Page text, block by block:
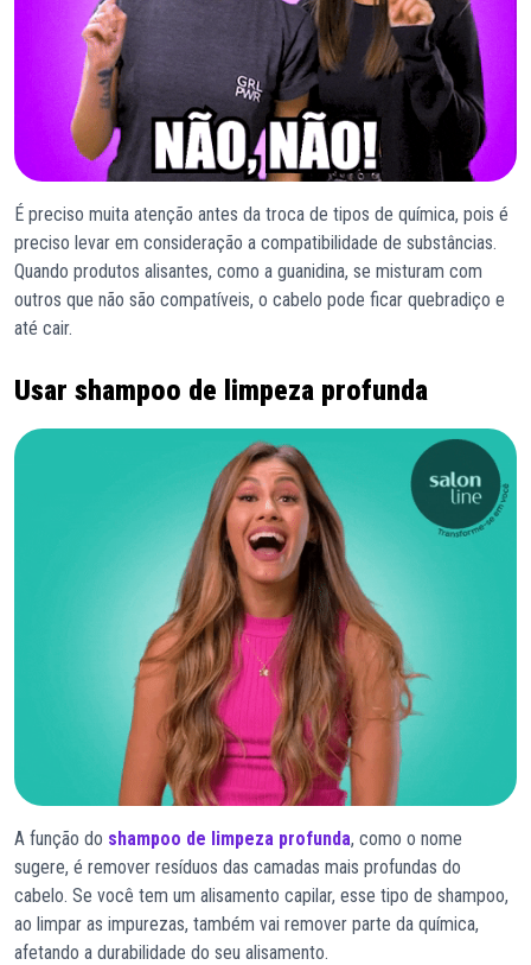
É preciso muita atenção antes da troca de tipos de química, pois é
preciso levar em consideração a compatibilidade de substâncias.
Quando produtos alisantes, como a guanidina, se misturam com
outros que não são compatíveis, o cabelo pode ficar quebradiço e
até cair.
Usar shampoo de limpeza profunda
A função do shampoo de limpeza profunda, como o nome
sugere, é remover resíduos das camadas mais profundas do
cabelo. Se você tem um alisamento capilar, esse tipo de shampoo,
ao limpar as impurezas, também vai remover parte da química,
afetando a durabilidade do seu alisamento.